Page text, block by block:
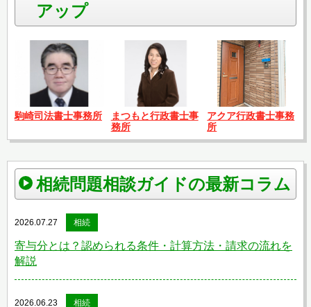
アップ
駒崎司法書士事務所
まつもと行政書士事
務所
アクア行政書士事務
所
相続問題相談ガイドの最新コラム
2026.07.27 相続
寄与分とは？認められる条件・計算方法・請求の流れを
解説
2026.06.23 相続